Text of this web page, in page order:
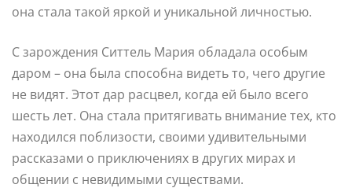
она стала такой яркой и уникальной личностью.
С зарождения Ситтель Мария обладала особым
даром – она была способна видеть то, чего другие
не видят. Этот дар расцвел, когда ей было всего
шесть лет. Она стала притягивать внимание тех, кто
находился поблизости, своими удивительными
рассказами о приключениях в других мирах и
общении с невидимыми существами.